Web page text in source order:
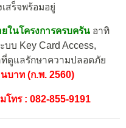
สร็จพร้อมอยู่
ในโครงการครบครัน อาทิ
บบ Key Card Access,
ที่ดูแลรักษาความปลอดภัย
บาท (ก.พ. 2560)
โทร : 082-855-9191